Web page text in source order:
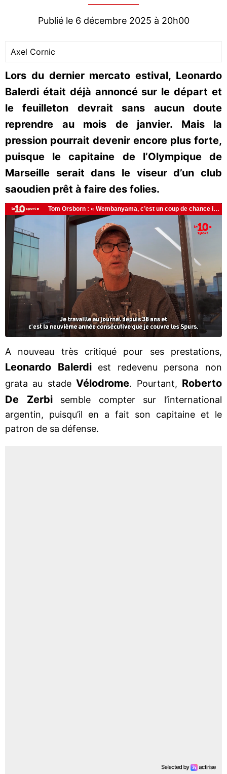
Publié le 6 décembre 2025 à 20h00
Axel Cornic
Lors du dernier mercato estival, Leonardo
Balerdi était déjà annoncé sur le départ et
le feuilleton devrait sans aucun doute
reprendre au mois de janvier. Mais la
pression pourrait devenir encore plus forte,
puisque le capitaine de l’Olympique de
Marseille serait dans le viseur d’un club
saoudien prêt à faire des folies.
A nouveau très critiqué pour ses prestations,
Leonardo Balerdiest redevenu persona non
grata au stadeVélodrome. Pourtant, Roberto
De Zerbisemble compter sur l’international
argentin, puisqu’il en a fait son capitaine et le
patron de sa défense.